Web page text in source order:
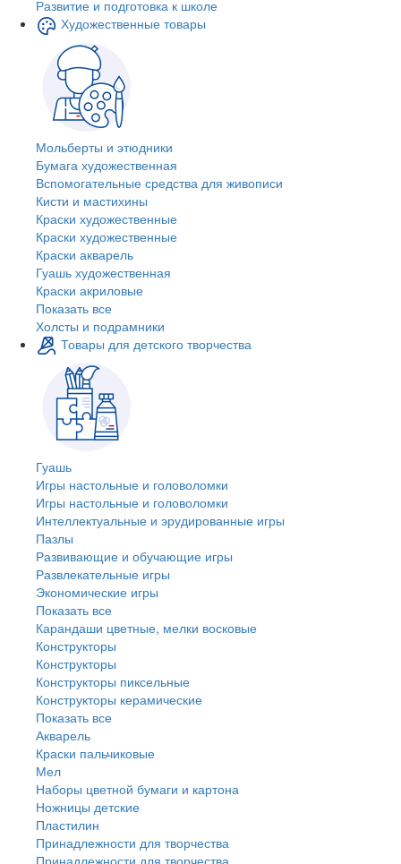
Развитие и подготовка к школе
Художественные товары
Мольберты и этюдники
Бумага художественная
Вспомогательные средства для живописи
Кисти и мастихины
Краски художественные
Краски художественные
Краски акварель
Гуашь художественная
Краски акриловые
Показать все
Холсты и подрамники
Товары для детского творчества
Гуашь
Игры настольные и головоломки
Игры настольные и головоломки
Интеллектуальные и эрудированные игры
Пазлы
Развивающие и обучающие игры
Развлекательные игры
Экономические игры
Показать все
Карандаши цветные, мелки восковые
Конструкторы
Конструкторы
Конструкторы пиксельные
Конструкторы керамические
Показать все
Акварель
Краски пальчиковые
Мел
Наборы цветной бумаги и картона
Ножницы детские
Пластилин
Принадлежности для творчества